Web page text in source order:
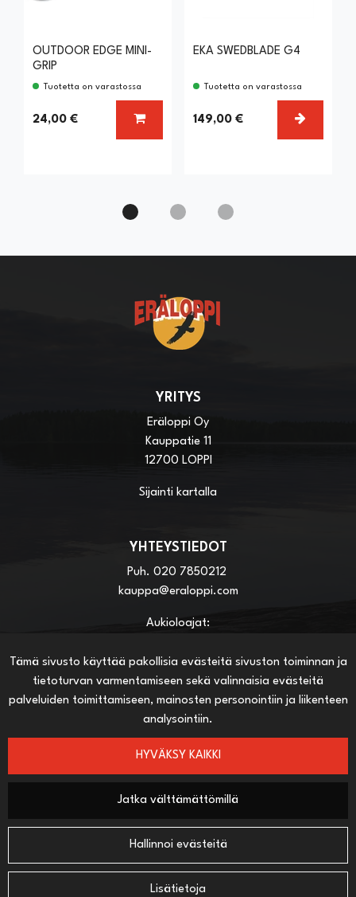
Tämä sivusto käyttää pakollisia evästeitä sivuston toiminnan ja
tietoturvan varmentamiseen sekä valinnaisia evästeitä
palveluiden toimittamiseen, mainosten personointiin ja liikenteen
analysointiin.
HYVÄKSY KAIKKI
Jatka välttämättömillä
Hallinnoi evästeitä
Lisätietoja
OUTDOOR EDGE MINI-
GRIP
Tuotetta on varastossa
24,00 € LISÄÄ KORIIN
EKA SWEDBLADE G4
Tuotetta on varastossa
149,00 €
YRITYS
Eräloppi Oy
Kauppatie 11
12700 LOPPI
Sijainti kartalla
YHTEYSTIEDOT
Puh. 020 7850212
kauppa@eraloppi.com
Aukioloajat:
la 8:30-13:00
HYÖDYLLISIÄ LINKKEJÄ
Näin teet ostoksia verkkokaupassa
Sopimusehdot
Maksutavat
Facebook